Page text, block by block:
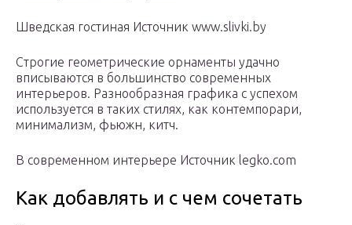
Шведская гостиная Источник www.slivki.by
Строгие геометрические орнаменты удачно
вписываются в большинство современных
интерьеров. Разнообразная графика с успехом
используется в таких стилях, как контемпорари,
минимализм, фьюжн, китч.
В современном интерьере Источник legko.com
Как добавлять и с чем сочетать